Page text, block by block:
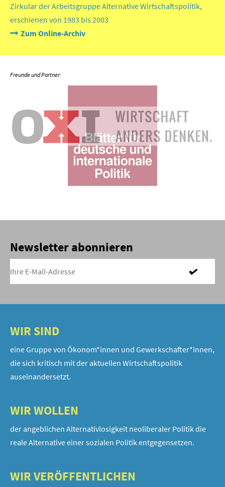
Zirkular der Arbeitsgruppe Alternative Wirtschaftspolitik,
erschienen von 1983 bis 2003
Zum Online-Archiv
Newsletter abonnieren
WIR SIND
eine Gruppe von Ökonom*innen und Gewerkschafter*innen,
die sich kritisch mit der aktuellen Wirtschaftspolitik
auseinandersetzt.
WIR WOLLEN
der angeblichen Alternativlosigkeit neoliberaler Politik die
reale Alternative einer sozialen Politik entgegensetzen.
WIR VERÖFFENTLICHEN